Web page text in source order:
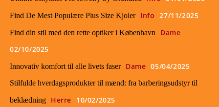
Find De Mest Populære Plus Size Kjoler Info 27/11/2025
Find din stil med den rette optiker i København
Dame
02/10/2025
Innovativ komfort til alle livets faser Dame 05/04/2025
Stilfulde hverdagsprodukter til mænd: fra barberingsudstyr til
beklædning Herre 10/02/2025